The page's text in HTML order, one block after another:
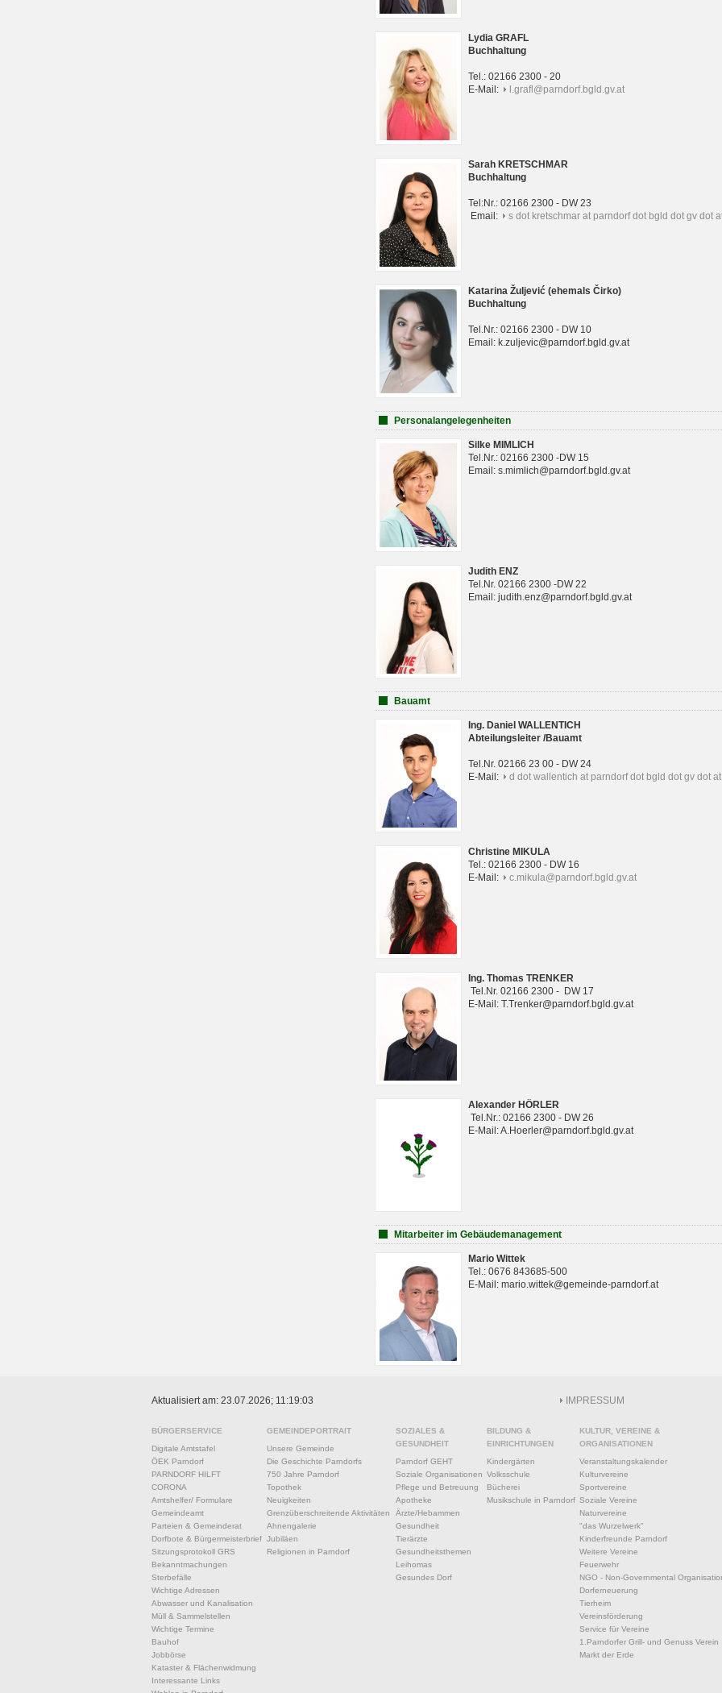
Lydia GRAFL
Buchhaltung
Tel.: 02166 2300 - 20
E-Mail:
l.grafl@parndorf.bgld.gv.at
Sarah KRETSCHMAR
Buchhaltung
Tel:Nr.: 02166 2300 - DW 23
Email:
s dot kretschmar at parndorf dot bgld dot gv dot
Katarina Žuljević (ehemals Čirko)
Buchhaltung
Tel.Nr.: 02166 2300 - DW 10
Email: k.zuljevic@parndorf.bgld.gv.at
Personalangelegenheiten
Silke MIMLICH
Tel.Nr.: 02166 2300 -DW 15
Email: s.mimlich@parndorf.bgld.gv.at
Judith ENZ
Tel.Nr. 02166 2300 -DW 22
Email: judith.enz@parndorf.bgld.gv.at
Bauamt
Ing. Daniel WALLENTICH
Abteilungsleiter /Bauamt
Tel.Nr. 02166 23 00 - DW 24
E-Mail:
d dot wallentich at parndorf dot bgld dot gv dot at
Christine MIKULA
Tel.: 02166 2300 - DW 16
E-Mail:
c.mikula@parndorf.bgld.gv.at
Ing. Thomas TRENKER
Tel.Nr. 02166 2300 - DW 17
E-Mail: T.Trenker@parndorf.bgld.gv.at
Alexander HÖRLER
Tel.Nr.: 02166 2300 - DW 26
E-Mail: A.Hoerler@parndorf.bgld.gv.at
Mitarbeiter im Gebäudemanagement
Mario Wittek
Tel.: 0676 843685-500
E-Mail: mario.wittek@gemeinde-parndorf.at
Aktualisiert am: 23.07.2026; 11:19:03 IMPRESSUM
BÜRGERSERVICE
Digitale Amtstafel
ÖEK Parndorf
PARNDORF HILFT
CORONA
Amtshelfer/ Formulare
Gemeindeamt
Parteien & Gemeinderat
Dorfbote & Bürgermeisterbrief
Sitzungsprotokoll GRS
Bekanntmachungen
Sterbefälle
Wichtige Adressen
Abwasser und Kanalisation
Müll & Sammelstellen
Wichtige Termine
Bauhof
Jobbörse
Kataster & Flächenwidmung
Interessante Links
GEMEINDEPORTRAIT
Unsere Gemeinde
Die Geschichte Parndorfs
750 Jahre Parndorf
Topothek
Neuigkeiten
Grenzüberschreitende Aktivitäten
Ahnengalerie
Jubiläen
Religionen in Parndorf
SOZIALES &
GESUNDHEIT
Parndorf GEHT
Soziale Organisationen
Pflege und Betreuung
Apotheke
Ärzte/Hebammen
Gesundheit
Tierärzte
Gesundheitsthemen
Leihomas
Gesundes Dorf
BILDUNG &
EINRICHTUNGEN
Kindergärten
Volksschule
Bücherei
Musikschule in Parndorf
KULTUR, VEREINE &
ORGANISATIONEN
Veranstaltungskalender
Kulturvereine
Sportvereine
Soziale Vereine
Naturvereine
"das Wurzelwerk"
Kinderfreunde Parndorf
Weitere Vereine
Feuerwehr
NGO - Non-Governmental
Dorferneuerung
Tierheim
Vereinsförderung
Service für Vereine
1.Parndorfer Grill- und Genuss Verein
Markt der Erde